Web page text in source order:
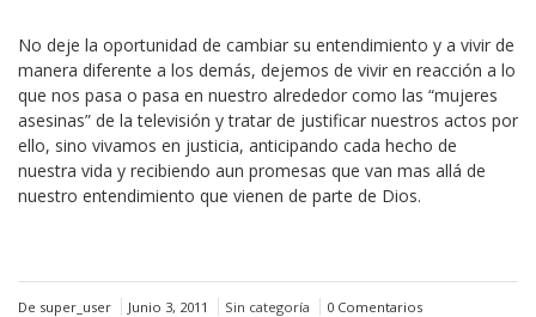
No deje la oportunidad de cambiar su entendimiento y a vivir de
manera diferente a los demás, dejemos de vivir en reacción a lo
que nos pasa o pasa en nuestro alrededor como las “mujeres
asesinas” de la televisión y tratar de justificar nuestros actos por
ello, sino vivamos en justicia, anticipando cada hecho de
nuestra vida y recibiendo aun promesas que van mas allá de
nuestro entendimiento que vienen de parte de Dios.
De super_user Junio 3, 2011 Sin categoría 0 Comentarios